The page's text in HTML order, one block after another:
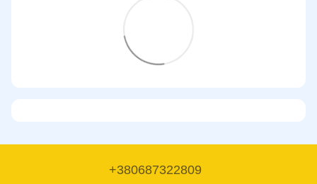
+380687322809